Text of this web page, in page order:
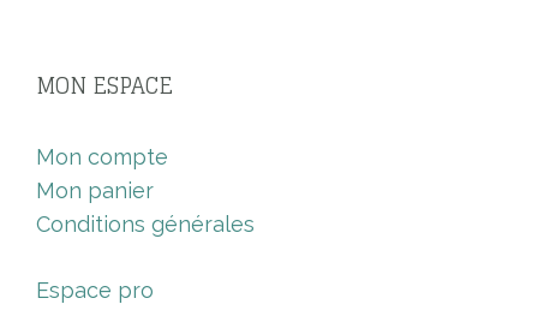
MON ESPACE
Mon compte
Mon panier
Conditions générales
Espace pro